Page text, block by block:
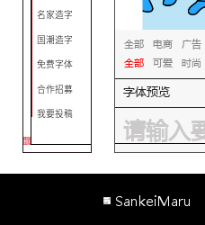
名家造字
国潮造字
免费字体
合作招募
我要投稿
全部 电商 广告
全部
可爱 时尚
字体预览
SankeiMaru